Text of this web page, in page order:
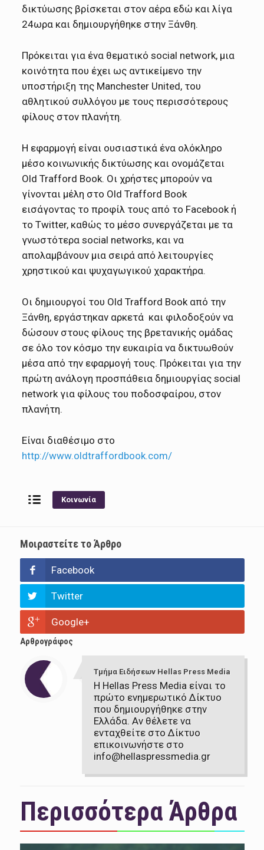
δικτύωσης βρίσκεται στον αέρα εδώ και λίγα
24ωρα και δημιουργήθηκε στην Ξάνθη.
Πρόκειται για ένα θεματικό social network, μια
κοινότητα που έχει ως αντικείμενο την
υποστήριξη της Manchester United, του
αθλητικού συλλόγου με τους περισσότερους
φίλους στον πλανήτη.
Η εφαρμογή είναι ουσιαστικά ένα ολόκληρο
μέσο κοινωνικής δικτύωσης και ονομάζεται
Old Trafford Book. Oι χρήστες μπορούν να
γίνονται μέλη στο Old Trafford Book
εισάγοντας το προφίλ τους από το Facebook ή
το Twitter, καθώς το μέσο συνεργάζεται με τα
γνωστότερα social networks, και να
απολαμβάνουν μια σειρά από λειτουργίες
χρηστικού και ψυχαγωγικού χαρακτήρα.
Οι δημιουργοί του Old Trafford Book από την
Ξάνθη, εργάστηκαν αρκετά και φιλοδοξούν να
δώσουν στους φίλους της βρετανικής ομάδας
σε όλο τον κόσμο την ευκαιρία να δικτυωθούν
μέσα από την εφαρμογή τους. Πρόκειται για την
πρώτη ανάλογη προσπάθεια δημιουργίας social
network για φίλους του ποδοσφαίρου, στον
πλανήτη.
Είναι διαθέσιμο στο
http://www.oldtraffordbook.com/
Κοινωνία
Μοιραστείτε το Άρθρο
Facebook
Twitter
Google+
Αρθρογράφος
Τμήμα Ειδήσεων Hellas Press Media
Η Hellas Press Media είναι το
πρώτο ενημερωτικό Δίκτυο
που δημιουργήθηκε στην
Ελλάδα. Αν θέλετε να
ενταχθείτε στο Δίκτυο
επικοινωνήστε στο
info@hellaspressmedia.gr
Περισσότερα Άρθρα